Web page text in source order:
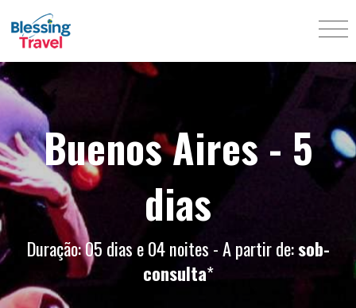
Buenos Aires - 5
dias
Duração: 05 dias e 04 noites - A partir de:sob-
consulta*